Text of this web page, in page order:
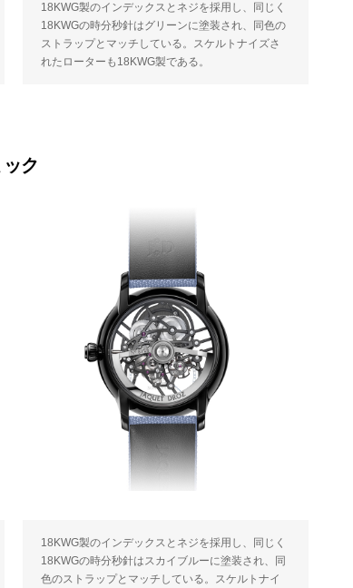
18KWG製のインデックスとネジを採用し、同じく
18KWGの時分秒針はグリーンに塗装され、同色の
ストラップとマッチしている。スケルトナイズさ
れたローターも18KWG製である。
ク
18KWG製のインデックスとネジを採用し、同じく
18KWGの時分秒針はスカイブルーに塗装され、同
色のストラップとマッチしている。スケルトナイ